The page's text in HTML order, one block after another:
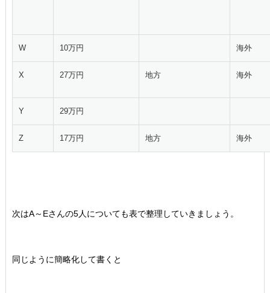
W 10万円 海外
X 27万円 地方 海外
Y 29万円
Z 17万円 地方 海外
次はA～Eさんの5人についても表で整理していきましょう。
同じように簡略化して書くと